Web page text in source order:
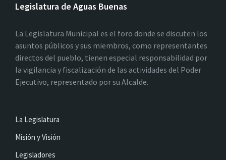
Legislatura de Aguas Buenas
La Legislatura Municipal es el foro donde se discuten los
asuntos públicos y sus miembros, como representantes
directos del pueblo, tienen especial responsabilidad por
la vigilancia y fiscalización de las actividades del Poder
Ejecutivo, representado por su Alcalde.
La Legislatura
Misión y Visión
Legisladores